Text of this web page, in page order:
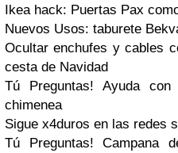
Ikea hack: Puertas Pax
Nuevos Usos: taburete
Ocultar enchufes y cables
cesta de Navidad
Tú Preguntas! Ayuda
chimenea
Sigue x4duros en las redes
Tú Preguntas! Campana